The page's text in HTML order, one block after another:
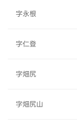
字永根
字仁登
字畑尻
字畑尻山